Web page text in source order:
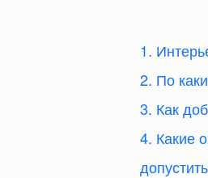
1.
2. По
3. Как
4. Какие